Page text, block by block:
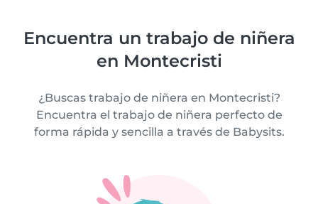
Encuentra un trabajo de niñera
en Montecristi
¿Buscas trabajo de niñera en Montecristi?
Encuentra el trabajo de niñera perfecto de
forma rápida y sencilla a través de Babysits.